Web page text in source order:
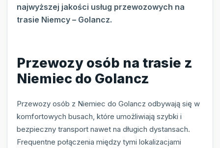
najwyższej jakości usług przewozowych na
trasie Niemcy – Golancz.
Przewozy osób na trasie z
Niemiec do Golancz
Przewozy osób z Niemiec do Golancz odbywają się w
komfortowych busach, które umożliwiają szybki i
bezpieczny transport nawet na długich dystansach.
Frequentne połączenia między tymi lokalizacjami